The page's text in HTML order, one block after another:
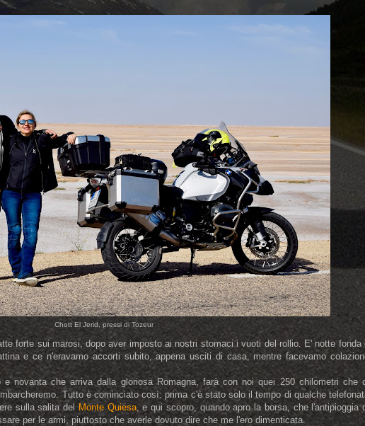
Chott El Jerid, pressi di Tozeur
forte sui marosi, dopo aver imposto ai nostri stomaci i vuoti del rollio. E' notte fonda
e ce n'eravamo accorti subito, appena usciti di casa, mentre facevamo
e novanta che arriva dalla gloriosa Romagna, farà con noi quei 250 chilometri che
Tutto è cominciato così: prima c'è stato solo il tempo di qualche
sulla salita del Monte Quiesa, e qui scopro, quando apro la borsa, che l'antipioggia
per le armi, piuttosto che averle dovuto dire che me l'ero dimenticata.